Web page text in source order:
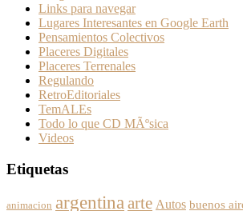
Links para navegar
Lugares Interesantes en Google Earth
Pensamientos Colectivos
Placeres Digitales
Placeres Terrenales
Regulando
RetroEditoriales
TemALEs
Todo lo que CD MÃºsica
Videos
Etiquetas
animacion argentinaarte Autos buenos